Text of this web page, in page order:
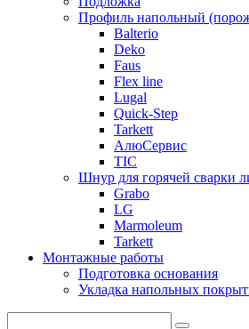
Профиль напольный
Balterio
Deko
Faus
Flex line
Lugal
Quick-Step
Tarkett
АлюСервис
ТІС
Шнур для горячей сварки
Grabo
LG
Marmoleum
Tarkett
Монтажные работы
Подготовка основания
Укладка напольных